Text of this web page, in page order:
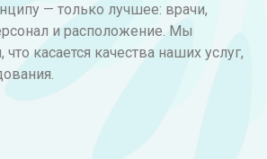
— только лучшее: врачи,
и расположение. Мы
касается качества наших услуг,